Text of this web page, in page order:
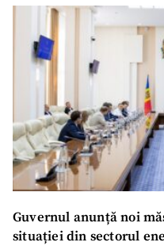
Guvernul anunță noi
situației din sectorul